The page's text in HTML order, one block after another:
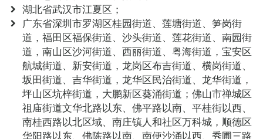
湖北省武汉市江夏区；
广东省深圳市罗湖区桂园街道、莲塘街道、笋岗街
道，福田区福保街道、沙头街道、莲花街道、南园街
道，南山区沙河街道、西丽街道、粤海街道，宝安区
航城街道、新安街道，龙岗区布吉街道、横岗街道、
坂田街道、吉华街道，龙华区民治街道、龙华街道，
坪山区坑梓街道，大鹏新区葵涌街道；佛山市禅城区
祖庙街道文华北路以东、佛平路以南、平桂街以西、
南桂西路以北区域、南庄镇人和社区万科城，顺德区
华阳路以东、佛陈路以南、南便沙涌以西、秀圃三路